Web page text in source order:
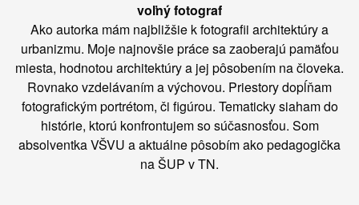
voľný fotograf
Ako autorka mám najbližšie k fotografii architektúry a
urbanizmu. Moje najnovšie práce sa zaoberajú pamäťou
miesta, hodnotou architektúry a jej pôsobením na človeka.
Rovnako vzdelávaním a výchovou. Priestory dopĺňam
fotografickým portrétom, či figúrou. Tematicky siaham do
histórie, ktorú konfrontujem so súčasnosťou. Som
absolventka VŠVU a aktuálne pôsobím ako pedagogička
na ŠUP v TN.